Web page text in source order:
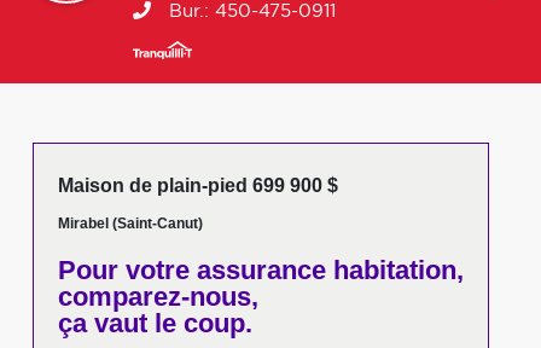
Bur.: 450-475-0911
Maison de plain-pied 699 900 $
Mirabel (Saint-Canut)
Pour votreassurance habitation,
comparez-nous,
ça vaut le coup.